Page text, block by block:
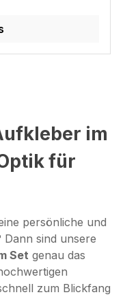
im
für
persönliche und
Dann sind unsere
Set genau das
zum Blickfang